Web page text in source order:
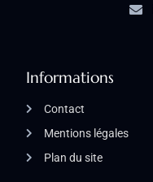
Informations
Contact
Mentions légales
Plan du site